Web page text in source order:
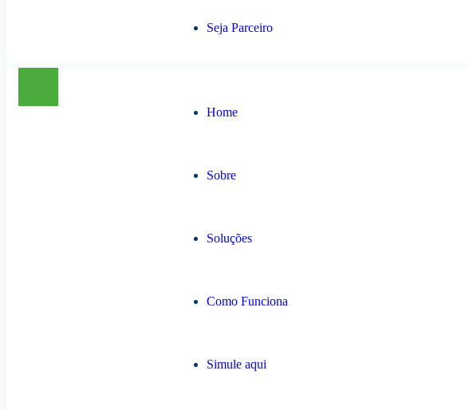
Seja Parceiro
Home
Sobre
Soluções
Como Funciona
Simule aqui